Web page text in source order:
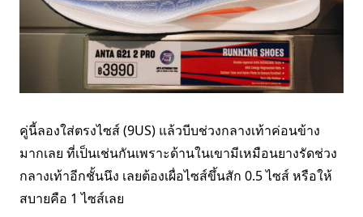
คู่นี้ลองใส่ตรงไซส์ (9US) แล้วบีบช่วงกลางเท้าค่อนข้าง
มากเลย ที่เป็นเช่นกันเพราะด้านในเขามีเหมือนยางรัดช่วง
กลางเท้าอีกชั้นนึง เลยต้องเผื่อไซส์ขึ้นสัก 0.5 ไซส์ หรือให้
สบายคือ 1 ไซส์เลย